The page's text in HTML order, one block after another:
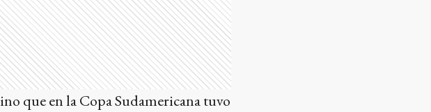
que en la Copa Sudamericana tuvo